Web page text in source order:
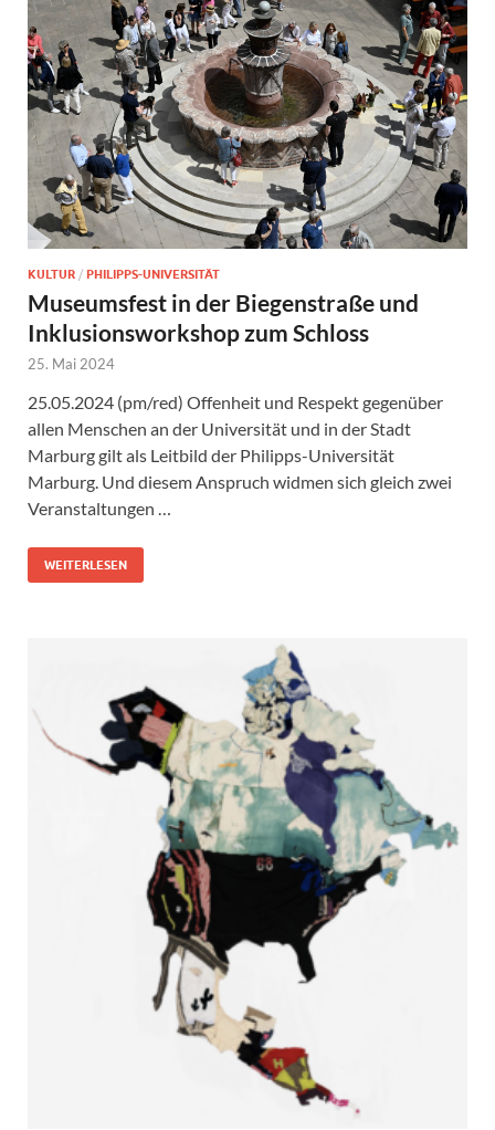
KULTUR / PHILIPPS-UNIVERSITÄT
Museumsfest in der Biegenstraße und
Inklusionsworkshop zum Schloss
25. Mai 2024
25.05.2024 (pm/red) Offenheit und Respekt gegenüber
allen Menschen an der Universität und in der Stadt
Marburg gilt als Leitbild der Philipps-Universität
Marburg. Und diesem Anspruch widmen sich gleich zwei
Veranstaltungen …
WEITERLESEN